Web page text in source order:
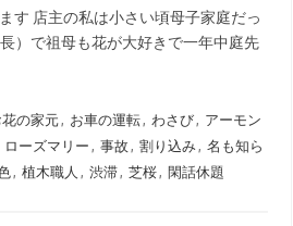
す 店主の私は小さい頃母子家庭だっ
）で祖母も花が大好きで一年中庭先
花の家元, お車の運転, わさび, アーモン
ローズマリー , 事故 , 割り込み, 名も知ら
, 植木職人 , 渋滞, 芝桜, 閑話休題